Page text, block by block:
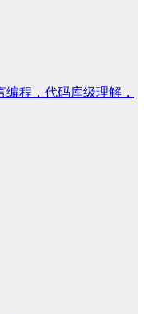
程，代码库级理解，